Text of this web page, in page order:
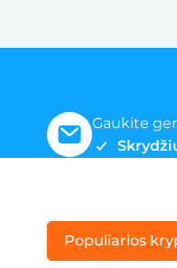
Gaukite
Populiarios